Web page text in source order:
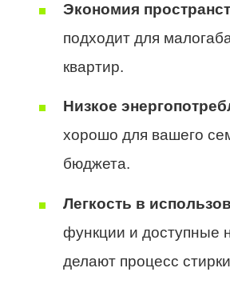
Экономия
подходит для
квартир.
Низкое
хорошо для вашего
бюджета.
Легкость в
функции и доступные
делают процесс